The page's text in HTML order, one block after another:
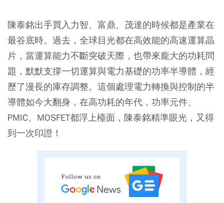
陳泰銘出手買入力智、富鼎、茂達的時候都是產業在
最谷底時。過去，全球目光都在高效能的高速運算晶
片，當運算能力不斷突破天際，也帶來龐大的功耗問
題，默默支撐一切運算與電力基礎的功率半導體，經
歷了漫長的庫存調整。這個處理電力轉換與控制的半
導體如今大翻身，在高功耗的年代，功率元件、
PMIC、MOSFET都浮上檯面，陳泰銘精準眼光，又得
到一次印證！